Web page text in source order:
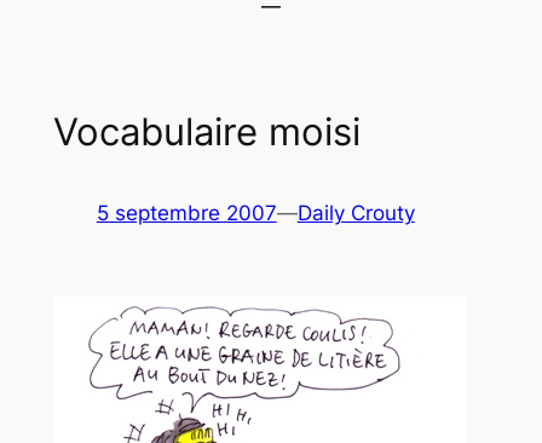
Vocabulaire moisi
5 septembre 2007—Daily Crouty